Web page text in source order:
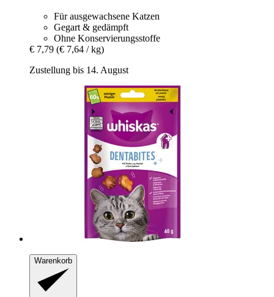
Für ausgewachsene Katzen
Gegart & gedämpft
Ohne Konservierungsstoffe
€ 7,79 (€ 7,64 / kg)
Zustellung bis 14. August
Warenkorb